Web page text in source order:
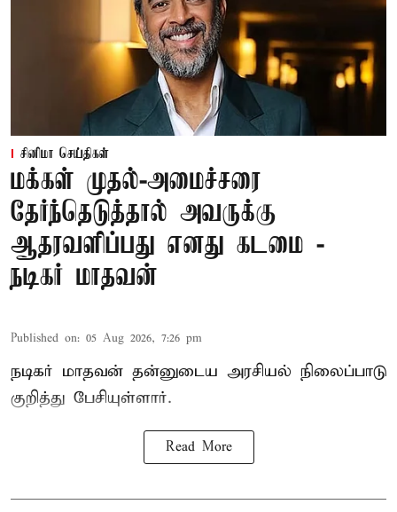
சினிமா செய்திகள்
மக்கள் முதல்-அமைச்சரை
தேர்ந்தெடுத்தால் அவருக்கு
ஆதரவளிப்பது எனது கடமை -
நடிகர் மாதவன்
Published on: 05 Aug 2026, 7:26 pm
நடிகர் மாதவன் தன்னுடைய அரசியல் நிலைப்பாடு
குறித்து பேசியுள்ளார்.
Read More